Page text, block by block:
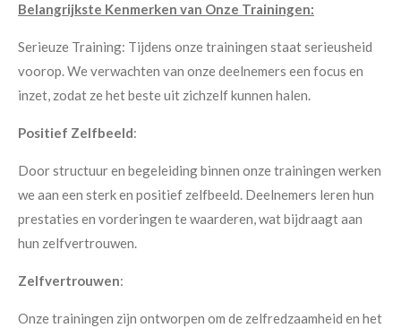
Belangrijkste Kenmerken van Onze Trainingen:
Serieuze Training: Tijdens onze trainingen staat serieusheid
voorop. We verwachten van onze deelnemers een focus en
inzet, zodat ze het beste uit zichzelf kunnen halen.
Positief Zelfbeeld:
Door structuur en begeleiding binnen onze trainingen werken
we aan een sterk en positief zelfbeeld. Deelnemers leren hun
prestaties en vorderingen te waarderen, wat bijdraagt aan
hun zelfvertrouwen.
Zelfvertrouwen:
Onze trainingen zijn ontworpen om de zelfredzaamheid en het